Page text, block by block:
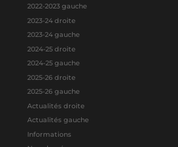
2022-2023 gauche
2023-24 droite
2023-24 gauche
2024-25 droite
2024-25 gauche
2025-26 droite
2025-26 gauche
Actualités droite
Actualités gauche
Informations